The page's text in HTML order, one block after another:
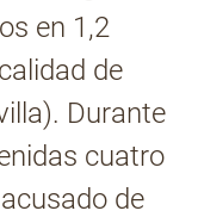
en 1,2
de
Durante
cuatro
de